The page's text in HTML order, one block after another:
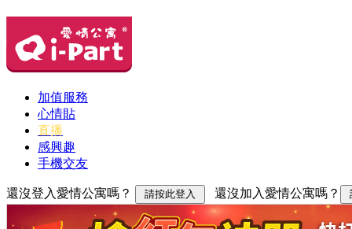
加值服務
心情貼
直播
感興趣
手機交友
還沒登入愛情公寓嗎？ 還沒加入愛情公寓嗎？